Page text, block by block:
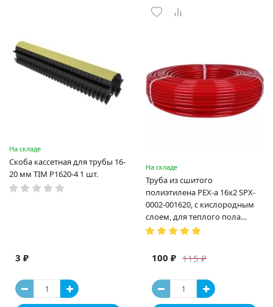
На складе
Скоба кассетная для трубы 16-
20 мм TIM P1620-4 1 шт.
3 ₽
На складе
Труба из сшитого
полиэтилена PEX-a 16х2 SPX-
0002-001620, с кислородным
слоем, для теплого пола
(Испания)
115 ₽
100 ₽